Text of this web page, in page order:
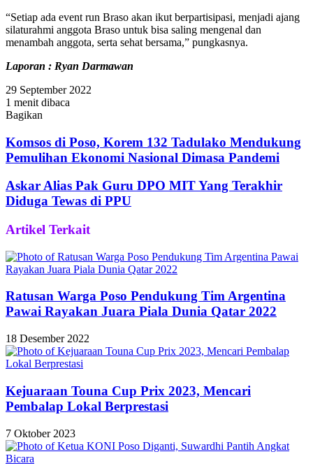
“Setiap ada event run Braso akan ikut berpartisipasi, menjadi ajang
silaturahmi anggota Braso untuk bisa saling mengenal dan
menambah anggota, serta sehat bersama,” pungkasnya.
Laporan : Ryan Darmawan
29 September 2022
1 menit dibaca
Bagikan
via
Email
Komsos di Poso, Korem 132 Tadulako Mendukung
Pemulihan Ekonomi Nasional Dimasa Pandemi
Askar Alias Pak Guru DPO MIT Yang Terakhir
Diduga Tewas di PPU
Artikel Terkait
Ratusan Warga Poso Pendukung Tim Argentina
Pawai Rayakan Juara Piala Dunia Qatar 2022
18 Desember 2022
Kejuaraan Touna Cup Prix 2023, Mencari
Pembalap Lokal Berprestasi
7 Oktober 2023